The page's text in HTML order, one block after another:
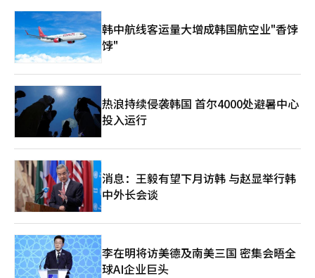
性、战斗操作感、成长速度等因素也对用户满意度产生重大影响。
Netmarble能否通过此次‘NEXT’更新同时吸引现有用户和新、
回归用户，值得关注。※ 本报道经人工智能（AI）系统翻译与编
辑。
韩中航线客运量大增成韩国航空业"香饽
饽"
热浪持续侵袭韩国 首尔4000处避暑中心
投入运行
消息：王毅有望下月访韩 与赵显举行韩
中外长会谈
李在明将访美德及南美三国 密集会晤全
球AI企业巨头